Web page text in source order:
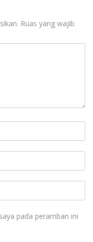
Ruas yang wajib
pada peramban ini